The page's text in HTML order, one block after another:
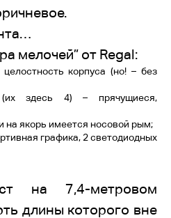
мелочей” от Regal:
корпуса (но! – без
здесь 4) – прячущиеся,
на якорь имеется носовой рым;
графика, 2 светодиодных
на 7,4-метровом
длины которого вне